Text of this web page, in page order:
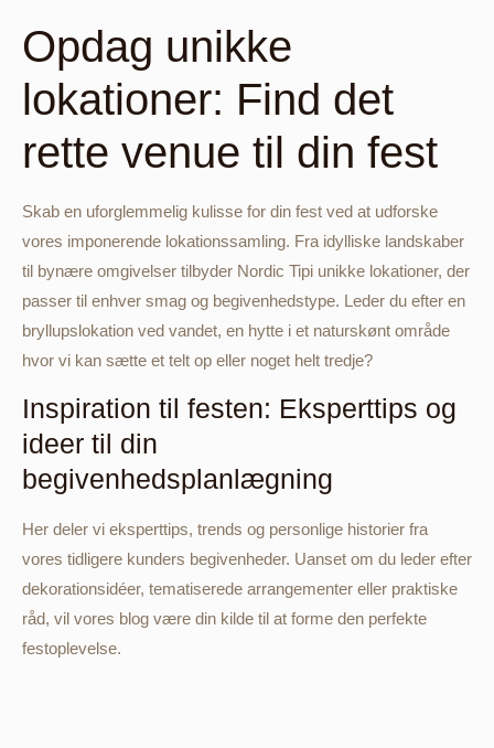
Opdag unikke
lokationer: Find det
rette venue til din fest
Skab en uforglemmelig kulisse for din fest ved at udforske
vores imponerende lokationssamling. Fra idylliske landskaber
til bynære omgivelser tilbyder Nordic Tipi unikke lokationer, der
passer til enhver smag og begivenhedstype. Leder du efter en
bryllupslokation ved vandet, en hytte i et naturskønt område
hvor vi kan sætte et telt op eller noget helt tredje?
Inspiration til festen: Eksperttips og
ideer til din
begivenhedsplanlægning
Her deler vi eksperttips, trends og personlige historier fra
vores tidligere kunders begivenheder. Uanset om du leder efter
dekorationsidéer, tematiserede arrangementer eller praktiske
råd, vil vores blog være din kilde til at forme den perfekte
festoplevelse.